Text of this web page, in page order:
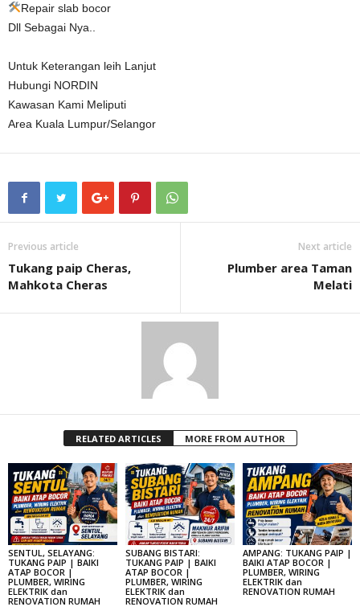
Repair slab bocor
Dll Sebagai Nya..
Untuk Keterangan leih Lanjut
Hubungi NORDIN
Kawasan Kami Meliputi
Area Kuala Lumpur/Selangor
Previous article
Tukang paip Cheras,
Mahkota Cheras
Next article
Plumber area Taman
Melati
RELATED ARTICLES MORE FROM AUTHOR
SENTUL, SELAYANG:
TUKANG PAIP | BAIKI
ATAP BOCOR |
PLUMBER, WIRING
ELEKTRIK dan
RENOVATION RUMAH
SUBANG BISTARI:
TUKANG PAIP | BAIKI
ATAP BOCOR |
PLUMBER, WIRING
ELEKTRIK dan
RENOVATION RUMAH
AMPANG: TUKANG PAIP |
BAIKI ATAP BOCOR |
PLUMBER, WIRING
ELEKTRIK dan
RENOVATION RUMAH